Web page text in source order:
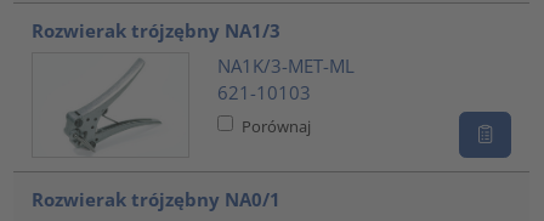
Rozwierak trójzębny NA1/3
NA1K/3-MET-ML
621-10103
Porównaj
Rozwierak trójzębny NA0/1